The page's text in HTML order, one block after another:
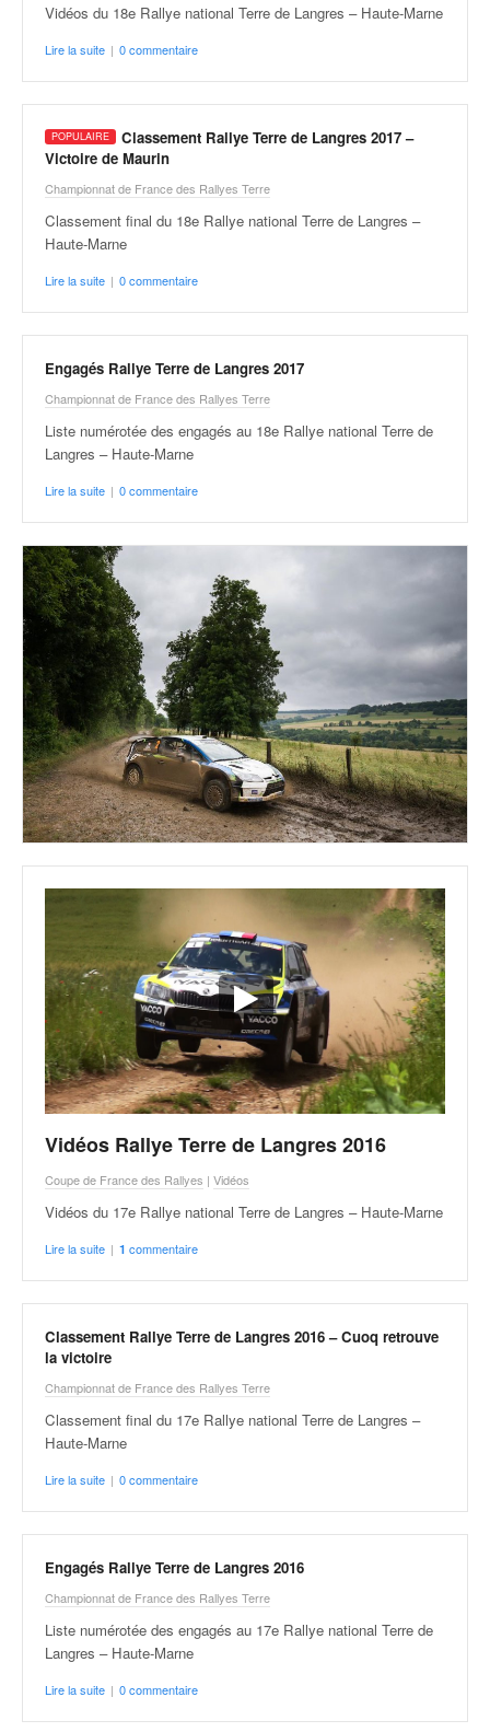
Vidéos du 18e Rallye national Terre de Langres – Haute-Marne
Lire la suite | 0 commentaire
Classement Rallye Terre de Langres 2017 –
Victoire de Maurin
Championnat de France des Rallyes Terre
Classement final du 18e Rallye national Terre de Langres –
Haute-Marne
Lire la suite | 0 commentaire
Engagés Rallye Terre de Langres 2017
Championnat de France des Rallyes Terre
Liste numérotée des engagés au 18e Rallye national Terre de
Langres – Haute-Marne
Lire la suite | 0 commentaire
Vidéos Rallye Terre de Langres 2016
Coupe de France des Rallyes | Vidéos
Vidéos du 17e Rallye national Terre de Langres – Haute-Marne
Lire la suite | 1 commentaire
Classement Rallye Terre de Langres 2016 – Cuoq retrouve
la victoire
Championnat de France des Rallyes Terre
Classement final du 17e Rallye national Terre de Langres –
Haute-Marne
Lire la suite | 0 commentaire
Engagés Rallye Terre de Langres 2016
Championnat de France des Rallyes Terre
Liste numérotée des engagés au 17e Rallye national Terre de
Langres – Haute-Marne
Lire la suite | 0 commentaire